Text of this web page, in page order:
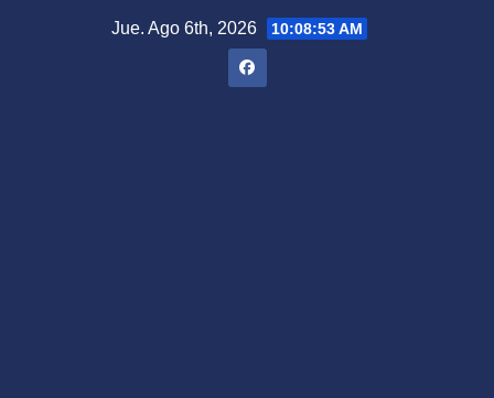
Jue. Ago 6th, 2026 10:08:54 AM